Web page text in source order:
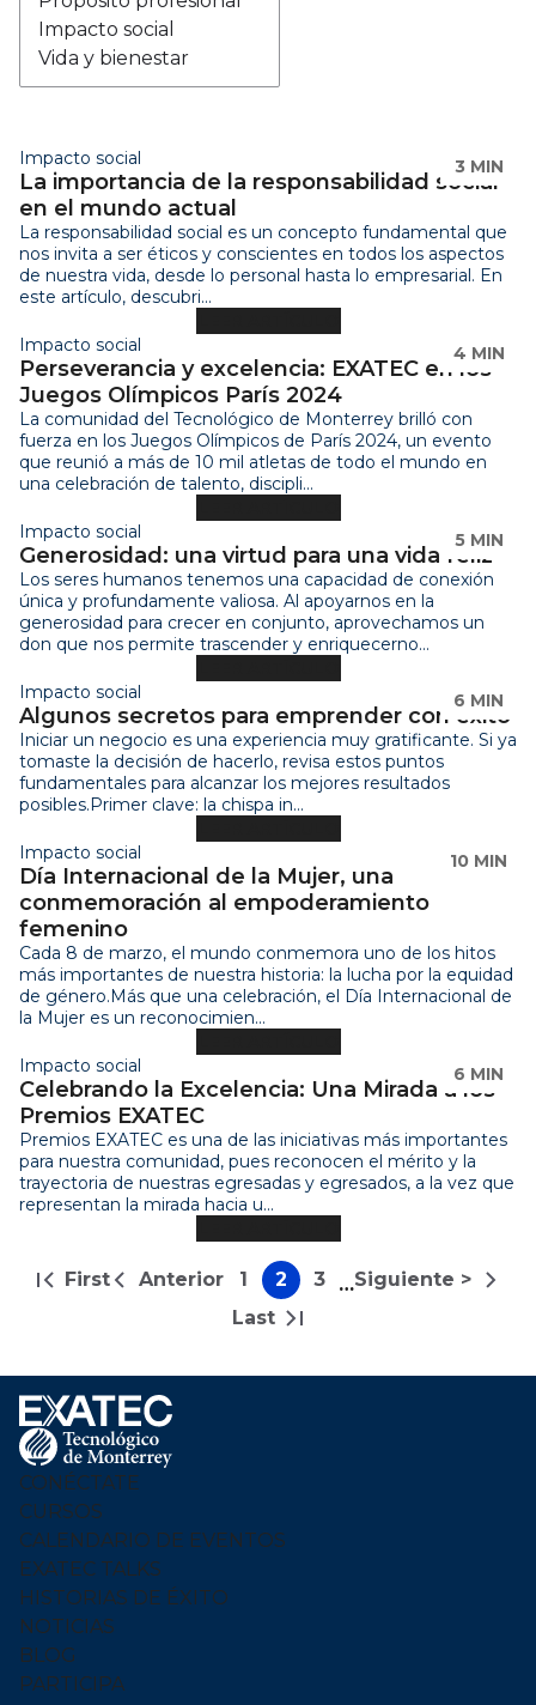
Impacto social
La importancia de la responsabilidad social
nos invita a ser éticos y conscientes en todos los aspectos
de nuestra vida, desde lo personal hasta lo empresarial. En
este artículo, descubri...
LEER ARTÍCULO
4 MIN
Impacto social
Perseverancia y excelencia: EXATEC en los
Juegos Olímpicos París 2024
La comunidad del Tecnológico de Monterrey brilló con
fuerza en los Juegos Olímpicos de París 2024, un evento
que reunió a más de 10 mil atletas de todo el mundo en
una celebración de talento, discipli...
LEER ARTÍCULO
5 MIN
Impacto social
Generosidad: una virtud para una vida feliz
Los seres humanos tenemos una capacidad de conexión
única y profundamente valiosa. Al apoyarnos en la
don que nos permite trascender y enriquecerno...
LEER ARTÍCULO
Impacto social
Algunos secretos para emprender con éxito
Iniciar un negocio es una experiencia muy gratificante. Si ya
tomaste la decisión de hacerlo, revisa estos puntos
posibles.Primer clave: la chispa in...
LEER ARTÍCULO
10 MIN
Impacto social
Día Internacional de la Mujer, una
conmemoración al empoderamiento
femenino
Cada 8 de marzo, el mundo conmemora uno de los hitos
más importantes de nuestra historia: la lucha por la equidad
de género.Más que una celebración, el Día Internacional de
la Mujer es un reconocimien...
6 MIN
Impacto social
Celebrando la Excelencia: Una Mirada a los
Premios EXATEC
Premios EXATEC es una de las iniciativas más importantes
para nuestra comunidad, pues reconocen el mérito y la
trayectoria de nuestras egresadas y egresados, a la vez que
representan la mirada hacia u...
LEER ARTÍCULO
Paginación
Primera
página
First
Página
anterior
Anterior Página
1 Página
2 Página
3 …
Siguiente
página
Siguiente >
Última
página
Last
CONÉCTATE
CURSOS
CALENDARIO DE EVENTOS
EXATEC TALKS
HISTORIAS DE ÉXITO
NOTICIAS
BLOG
PARTICIPA
ASOCIACIONES Y CLUBES
LÍDER DE GENERACIÓN
PREMIOS EXATEC
REGRESO A CASA